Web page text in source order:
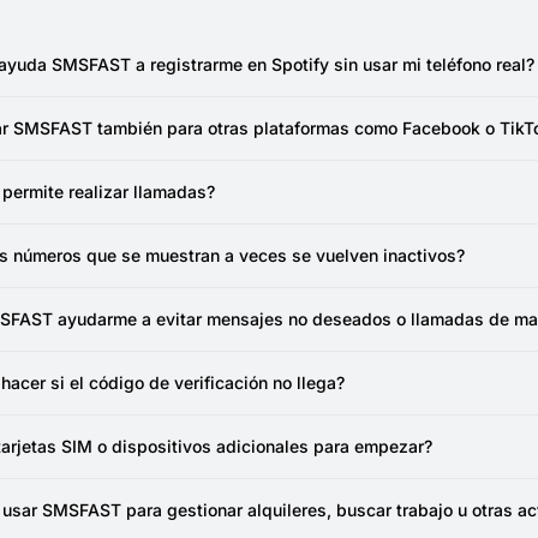
SMSFAST a registrarme en Spotify sin usar mi teléfono real?
Es una forma sencilla de mantener tu información personal
SMSFAST también para otras plataformas como Facebook o
de gestionar varias cuentas sin mezclar tus datos
permite realizar llamadas?
servicio rápido, seguro y fácil de usar.
números que se muestran a veces se vuelven inactivos?
periódicas. Si uno deja de recibir mensajes, puedes actualizar
ayudarme a evitar mensajes no deseados o llamadas de
vinculados a tu número principal. También ayuda a
de citas online.
si el código de verificación no llega?
distintos países, por lo que normalmente encontrarás uno que
SIM o dispositivos adicionales para empezar?
móviles ni un segundo dispositivo.
usar SMSFAST para gestionar alquileres, buscar trabajo u otras